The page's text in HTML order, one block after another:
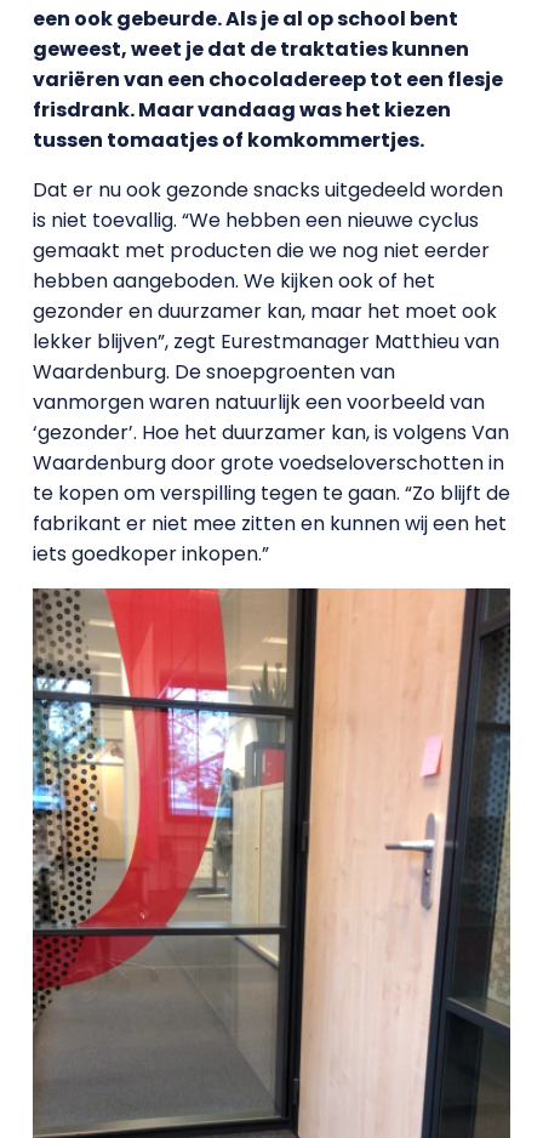
een ook gebeurde. Als je al op school bent
geweest, weet je dat de traktaties kunnen
variëren van een chocoladereep tot een flesje
frisdrank. Maar vandaag was het kiezen
tussen tomaatjes of komkommertjes.
Dat er nu ook gezonde snacks uitgedeeld worden
is niet toevallig. “We hebben een nieuwe cyclus
gemaakt met producten die we nog niet eerder
hebben aangeboden. We kijken ook of het
gezonder en duurzamer kan, maar het moet ook
lekker blijven”, zegt Eurestmanager Matthieu van
Waardenburg. De snoepgroenten van
vanmorgen waren natuurlijk een voorbeeld van
‘gezonder’. Hoe het duurzamer kan, is volgens Van
Waardenburg door grote voedseloverschotten in
te kopen om verspilling tegen te gaan. “Zo blijft de
fabrikant er niet mee zitten en kunnen wij een het
iets goedkoper inkopen.”